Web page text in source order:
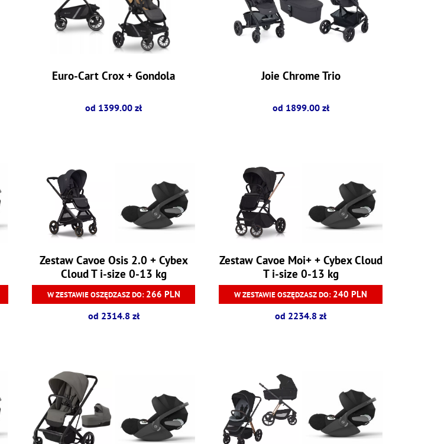
Euro-Cart Crox + Gondola
od 1399.00 zł
Joie Chrome Trio
od 1899.00 zł
Zestaw Cavoe Osis 2.0 + Cybex
Cloud T i-size 0-13 kg
W ZESTAWIE OSZĘDZASZ DO: 266 PLN
od 2314.8 zł
Zestaw Cavoe Moi+ + Cybex Cloud
T i-size 0-13 kg
W ZESTAWIE OSZĘDZASZ DO: 240 PLN
od 2234.8 zł